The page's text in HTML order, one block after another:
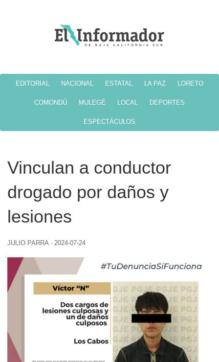
EDITORIAL NACIONAL ESTATAL LA PAZ LORETO
COMONDÚ MULEGÉ LOCAL DEPORTES
ESPECTÁCULOS
Vinculan a conductor
drogado por daños y
lesiones
JULIO PARRA · 2024-07-24